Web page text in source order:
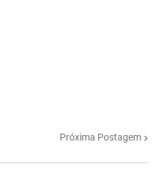
Próxima Postagem